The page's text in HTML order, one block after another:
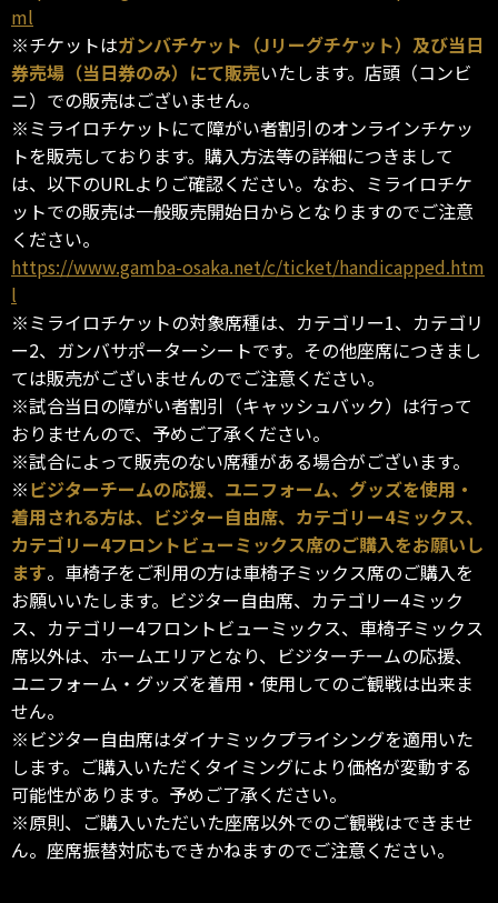
ml
※チケットはガンバチケット（Jリーグチケット）及び当日
券売場（当日券のみ）にて販売いたします。店頭（コンビ
ニ）での販売はございません。
※ミライロチケットにて障がい者割引のオンラインチケッ
トを販売しております。購入方法等の詳細につきまして
は、以下のURLよりご確認ください。なお、ミライロチケ
ットでの販売は一般販売開始日からとなりますのでご注意
ください。
https://www.gamba-osaka.net/c/ticket/handicapped.htm
l
※ミライロチケットの対象席種は、カテゴリー1、カテゴリ
ー2、ガンバサポーターシートです。その他座席につきまし
ては販売がございませんのでご注意ください。
※試合当日の障がい者割引（キャッシュバック）は行って
おりませんので、予めご了承ください。
※試合によって販売のない席種がある場合がございます。
※ビジターチームの応援、ユニフォーム、グッズを使用・
着用される方は、ビジター自由席、カテゴリー4ミックス、
カテゴリー4フロントビューミックス席のご購入をお願いし
ます。車椅子をご利用の方は車椅子ミックス席のご購入を
お願いいたします。ビジター自由席、カテゴリー4ミック
ス、カテゴリー4フロントビューミックス、車椅子ミックス
席以外は、ホームエリアとなり、ビジターチームの応援、
ユニフォーム・グッズを着用・使用してのご観戦は出来ま
せん。
※ビジター自由席はダイナミックプライシングを適用いた
します。ご購入いただくタイミングにより価格が変動する
可能性があります。予めご了承ください。
※原則、ご購入いただいた座席以外でのご観戦はできませ
ん。座席振替対応もできかねますのでご注意ください。